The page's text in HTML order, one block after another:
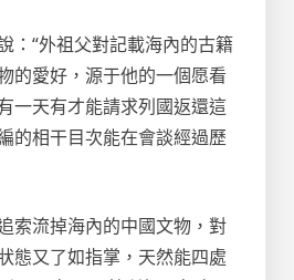
：“外祖父對記載海內的古籍
的愛好，源于他的一個愿看
天有才能請求列國返還這
的相干目次能在會談經過歷
索流掉海內的中國文物，對
態又了如指掌，天然能四處